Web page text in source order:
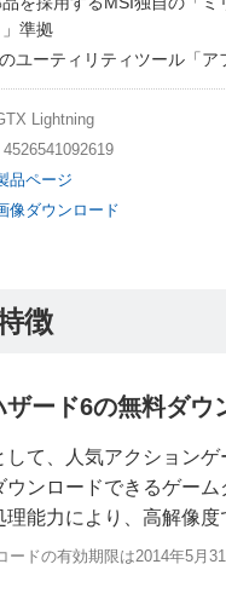
準拠
ユーティリティツール「ア
Lightning
品ページ
像ダウンロード
徴
ザード6の無料ダウ
して、人気アクション
ウンロードできるゲー
理能力により、高解像
ドの有効期限は2014年5月31